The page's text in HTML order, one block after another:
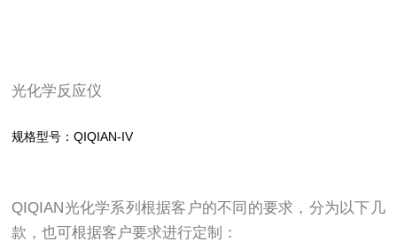
光化学反应仪
规格型号：QIQIAN-IV
QIQIAN光化学系列根据客户的不同的要求，分为以下几
款，也可根据客户要求进行定制：